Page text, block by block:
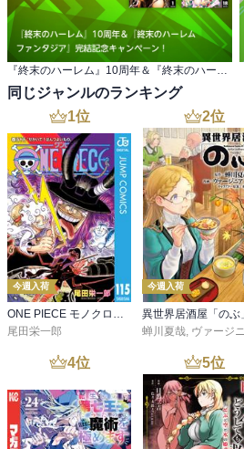
『終末のハーレム』10周年＆『終末のハーレム ファンタジア』完結記念キャンペーン！
同じジャンルのランキング
1位
今週入荷
尾田栄一郎
2位
今週入荷
蝉川夏哉 ヴァージニア二等兵
4位 5位